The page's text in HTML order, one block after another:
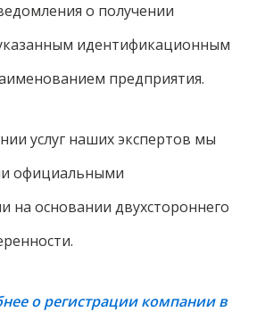
о получении
идентификационным
предприятия.
услуг наших экспертов мы
официальными
на основании двухстороннего
о регистрации компании в